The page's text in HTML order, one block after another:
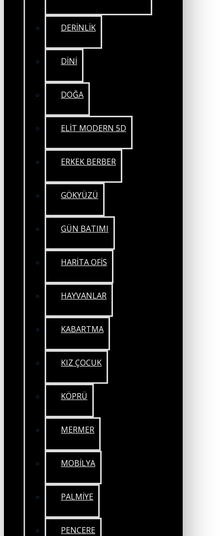
DERİNLİK
DİNİ
DOĞA
ELİT MODERN 5D
ERKEK BERBER
GÖKYÜZÜ
GÜN BATIMI
HARİTA OFİS
HAYVANLAR
KABARTMA
KIZ ÇOCUK
KÖPRÜ
MERMER
MOBİLYA
PALMİYE
PENCERE